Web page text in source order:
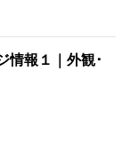
情報１｜外観･